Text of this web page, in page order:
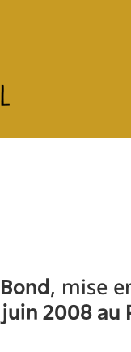
, mise
juin 2008